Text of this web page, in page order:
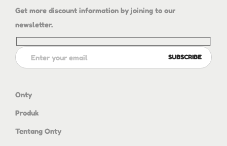
Get more discount information by joining to our
newsletter.
Onty
Produk
Tentang Onty